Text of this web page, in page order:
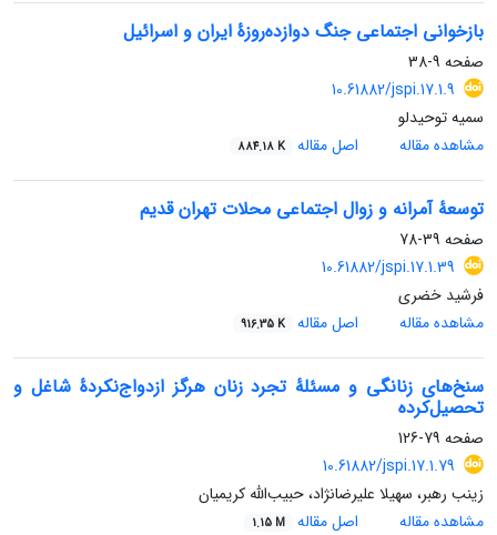
بازخوانی اجتماعی جنگ دوازده‌روزۀ ایران و اسرائیل
صفحه 9-38
‎ ‎ 10.61882/jspi.17.1.9
سمیه توحیدلو
مشاهده مقاله
اصل مقاله 884.18 K
توسعۀ آمرانه و زوال اجتماعی محلات تهران قدیم
صفحه 39-78
‎ ‎ 10.61882/jspi.17.1.39
فرشید خضری
مشاهده مقاله
اصل مقاله 916.35 K
سنخ‌های زنانگی و مسئلۀ تجرد زنان هرگز ازدواج‌نکردۀ شاغل و
تحصیل‌کرده
صفحه 79-126
10.61882/jspi.17.1.79
زینب رهبر، سهیلا علیرضانژاد، حبیب‌الله کریمیان
مشاهده مقاله
اصل مقاله 1.15 M